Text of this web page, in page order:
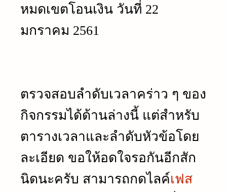
หมดเขตโอนเงิน วันที่ 22
มกราคม 2561
ตรวจสอบลำดับเวลาคร่าว ๆ ของ
กิจกรรมได้ด้านล่างนี้ แต่สำหรับ
ตารางเวลาและลำดับหัวข้อโดย
ละเอียด ขอให้อดใจรอกันอีกสัก
นิดนะครับ สามารถกดไลค์เฟส